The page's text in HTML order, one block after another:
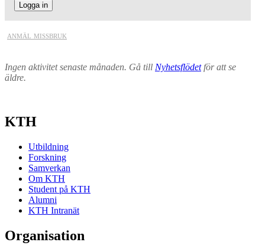
Logga in
anmäl missbruk
Ingen aktivitet senaste månaden. Gå till Nyhetsflödetför att se
äldre.
KTH
Utbildning
Forskning
Samverkan
Om KTH
Student på KTH
Alumni
KTH Intranät
Organisation